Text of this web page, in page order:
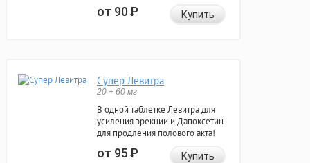
от 90Р Купить
Супер Левитра
20 + 60 мг
В одной таблетке Левитра для
усиления эрекции и Дапоксетин
для продления полового акта!
от 95Р Купить